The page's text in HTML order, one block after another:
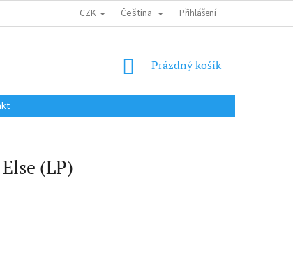
DO EU / INTERNATIONAL SHIPPING OBCHODNÍ PODMÍNKY
CZK Čeština Přihlášení
NÁKUPNÍ
Prázdný košík
(LP)